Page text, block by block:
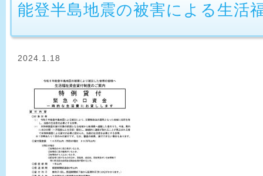
能登半島地震の被害による生活
2024.1.18